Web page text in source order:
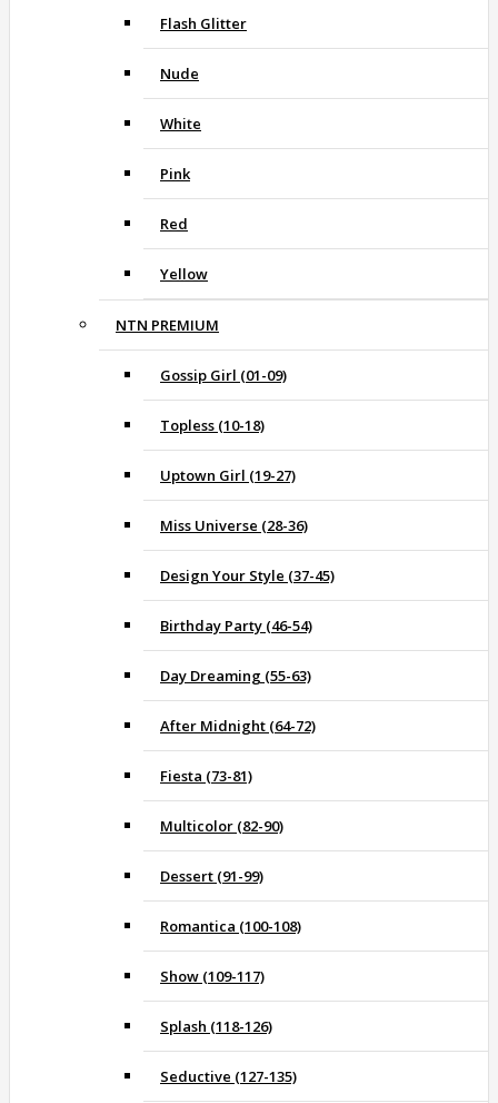
Flash Glitter
Nude
White
Pink
Red
Yellow
NTN PREMIUM
Gossip Girl (01-09)
Topless (10-18)
Uptown Girl (19-27)
Miss Universe (28-36)
Design Your Style (37-45)
Birthday Party (46-54)
Day Dreaming (55-63)
After Midnight (64-72)
Fiesta (73-81)
Multicolor (82-90)
Dessert (91-99)
Romantica (100-108)
Show (109-117)
Splash (118-126)
Seductive (127-135)